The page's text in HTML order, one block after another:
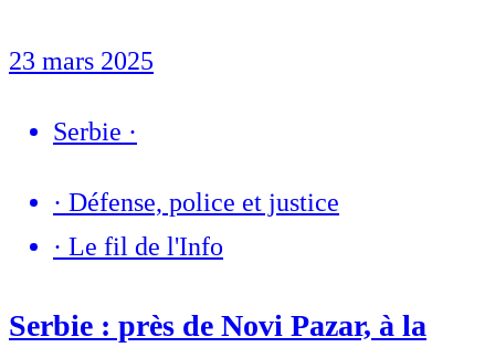
23 mars 2025
Serbie ·
· Défense, police et justice
· Le fil de l'Info
Serbie : près de Novi Pazar, à la